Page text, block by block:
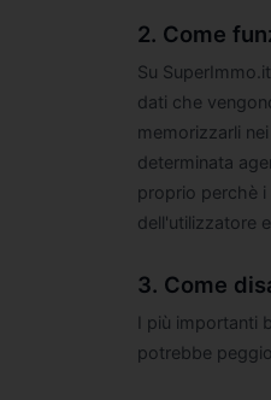
2. Come
Su
dati che
memorizzarli
determinata
proprio perchè i
dell'utilizzatore
3. Come
I più importanti
potrebbe